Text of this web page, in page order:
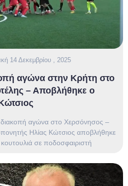
14 Δεκεμβρίου , 2025
αγώνα στην Κρήτη στο
– Αποβλήθηκε ο
διακοπή αγώνα στο Χερσόνησος –
Ηλίας Κώτσιος αποβλήθηκε
σε ποδοσφαιριστή